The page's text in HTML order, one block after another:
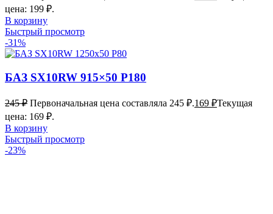
цена: 199 ₽.
В корзину
Быстрый просмотр
-31%
БАЗ SX10RW 915×50 P180
245₽ Первоначальная цена составляла 245 ₽.169 ₽Текущая
цена: 169 ₽.
В корзину
Быстрый просмотр
-23%